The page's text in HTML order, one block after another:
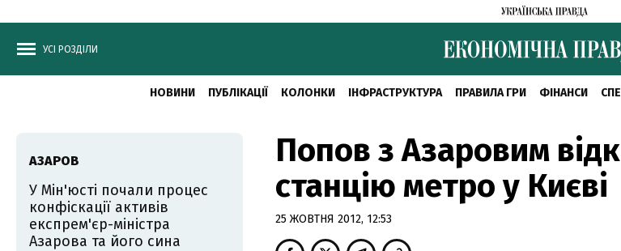
УСІ РОЗДІЛИ
НОВИНИ ПУБЛІКАЦІЇ КОЛОНКИ ІНФРАСТРУКТУРА ПРАВИЛА ГРИ ФІНАНСИ
Попов з Азаровим
станцію метро у Києві
25 ЖОВТНЯ 2012, 12:53
АЗАРОВ
У Мін'юсті почали процес
конфіскації активів
експрем'єр-міністра
Азарова та його сина